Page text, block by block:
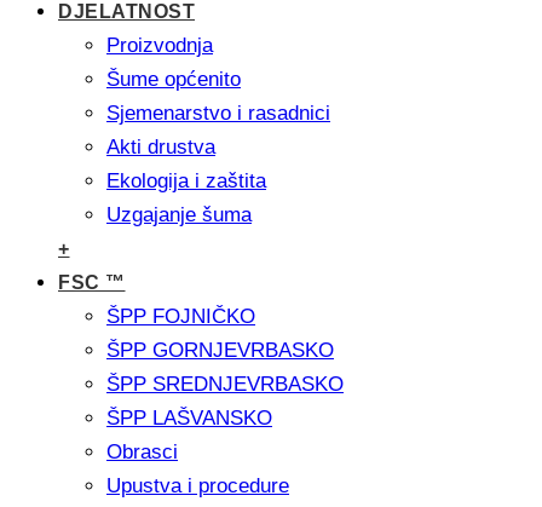
DJELATNOST
Proizvodnja
Šume općenito
Sjemenarstvo i rasadnici
Akti drustva
Ekologija i zaštita
Uzgajanje šuma
+
FSC ™
ŠPP FOJNIČKO
ŠPP GORNJEVRBASKO
ŠPP SREDNJEVRBASKO
ŠPP LAŠVANSKO
Obrasci
Upustva i procedure